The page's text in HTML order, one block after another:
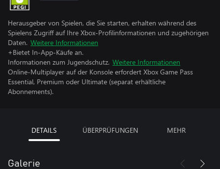
Herausgeber von Spielen, die Sie starten, erhalten während des
Spielens Zugriff auf Ihre Xbox-Profilinformationen und zugehörigen
Daten. Weitere Informationen
+Bietet In-App-Käufe an.
Informationen zum Jugendschutz. Weitere Informationen
Online-Multiplayer auf der Konsole erfordert Xbox Game Pass
Essential, Premium oder Ultimate (separat erhältliche
Abonnements).
DETAILS ÜBERPRÜFUNGEN MEHR
Galerie